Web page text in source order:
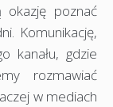
poznać
Komunikację,
kanału, gdzie
rozmawiać
w mediach